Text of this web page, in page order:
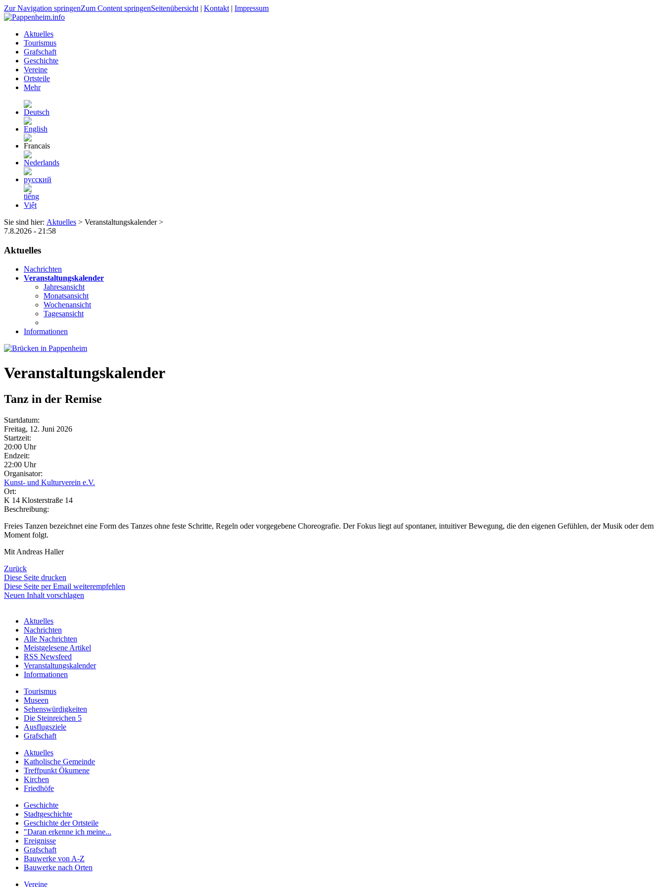
Zur Navigation springenZum Content springenSeitenübersicht | Kontakt | Impressum
Aktuelles
Tourismus
Grafschaft
Geschichte
Vereine
Ortsteile
Mehr
Sie sind hier: Aktuelles > Veranstaltungskalender >
7.8.2026 - 21:58
Aktuelles
Nachrichten
Veranstaltungskalender
Jahresansicht
Monatsansicht
Wochenansicht
Tagesansicht
Informationen
Veranstaltungskalender
Tanz in der Remise
Startdatum:
Freitag, 12. Juni 2026
Startzeit:
20:00 Uhr
Endzeit:
22:00 Uhr
Organisator:
Kunst- und Kulturverein e.V.
Ort:
K 14 Klosterstraße 14
Beschreibung:
Freies Tanzen bezeichnet eine Form des Tanzes ohne feste Schritte, Regeln oder vorgegebene Choreografie. Der Fokus liegt auf spontaner, intuitiver Bewegung, die den eigenen Gefühlen, der Musik oder dem
Moment folgt.
Mit Andreas Haller
Zurück
Diese Seite drucken
Diese Seite per Email weiterempfehlen
Neuen Inhalt vorschlagen
Aktuelles
Nachrichten
Alle Nachrichten
Meistgelesene Artikel
RSS Newsfeed
Veranstaltungskalender
Informationen
Tourismus
Museen
Sehenswürdigkeiten
Die Steinreichen 5
Ausflugsziele
Grafschaft
Aktuelles
Katholische Gemeinde
Treffpunkt Ökumene
Kirchen
Friedhöfe
Geschichte
Stadtgeschichte
Geschichte der Ortsteile
"Daran erkenne ich meine...
Ereignisse
Grafschaft
Bauwerke von A-Z
Bauwerke nach Orten
Vereine